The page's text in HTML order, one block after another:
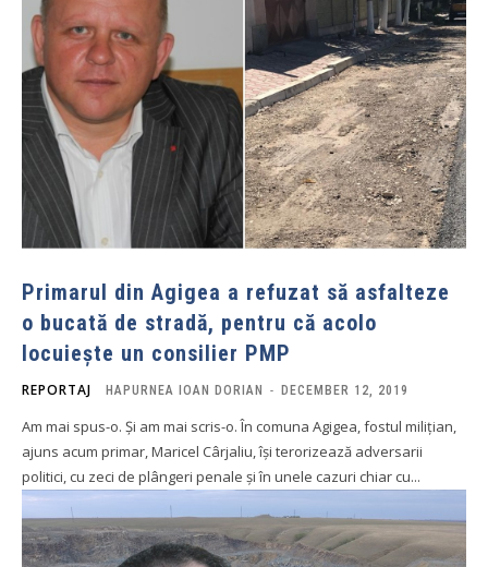
Primarul din Agigea a refuzat să asfalteze
o bucată de stradă, pentru că acolo
locuiește un consilier PMP
REPORTAJ HAPURNEA IOAN DORIAN - DECEMBER 12, 2019
Am mai spus-o. Și am mai scris-o. În comuna Agigea, fostul milițian,
ajuns acum primar, Maricel Cârjaliu, își terorizează adversarii
politici, cu zeci de plângeri penale și în unele cazuri chiar cu...